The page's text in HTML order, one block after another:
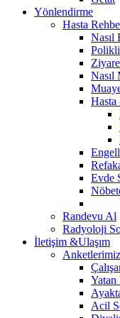
Yönlendirme
Hasta
Nasıl
Nasıl
Hasta
Evde
Randevu Al
Radyoloji
İletişim &Ulaşım
Anketlerimiz
Yatan
Acil